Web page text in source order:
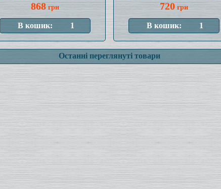
868грн 720грн
Останні переглянуті товари